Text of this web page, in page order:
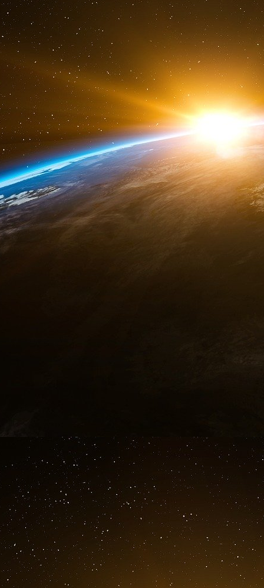
La prochaine question est de savoir quelles
de la tournée éclair de Pelosi à Taïwan. La
réelles dans le détroit de Taïwan, ainsi
méridionale, a envoyé des navires de guerre
liste noire plus de 100 exportateurs de
Taïwan.
Taiwan News
Plusieurs navires de guerre
Taïwan
l’île, que la Chine considère comme l’une
militaires.
La Chine a annoncé que son armée lancerait
à cette visite.
Parallèlement, la Septième flotte
avions « USS Ronald Reagan », qui croise
en mer des Philippines, au sud de Taïwan.
La marine américaine a publié des
manœuvres dimanche avec le cargo « USS